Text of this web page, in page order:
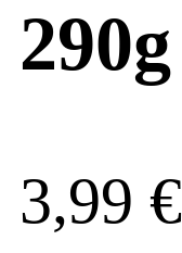
290g
3,99 €